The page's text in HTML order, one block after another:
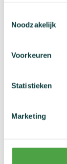
Noodzakelijk
Voorkeuren
Statistieken
Marketing
waarbij de
vermeld in